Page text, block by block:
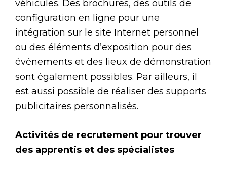
véhicules. Des brochures, des outils de
configuration en ligne pour une
intégration sur le site Internet personnel
ou des éléments d’exposition pour des
événements et des lieux de démonstration
sont également possibles. Par ailleurs, il
est aussi possible de réaliser des supports
publicitaires personnalisés.
Activités de recrutement pour trouver
des apprentis et des spécialistes